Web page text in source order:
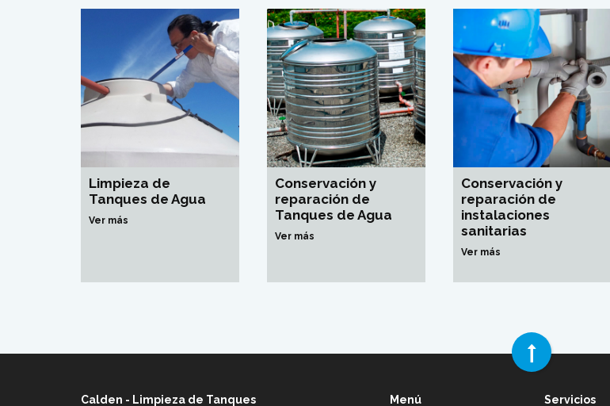
Limpieza de
Tanques de Agua
Ver más
Conservación y
reparación de
Tanques de Agua
Ver más
Conservación y
reparación de
instalaciones
sanitarias
Ver más
Calden - Limpieza de Tanques Menú Servicios